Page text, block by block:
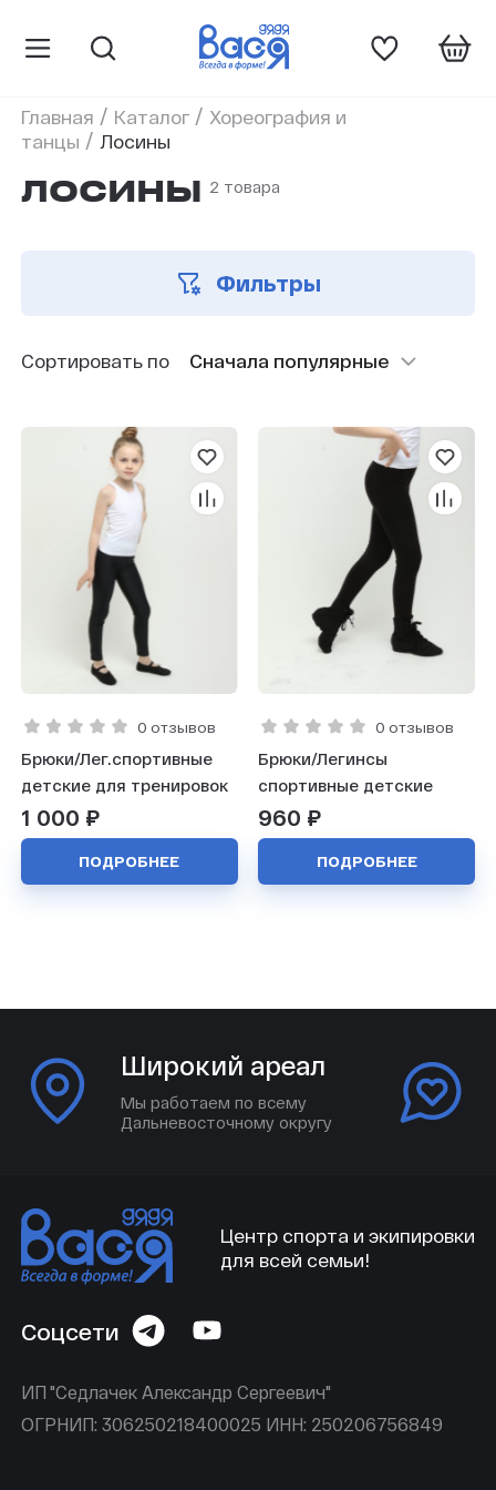
Главная / Каталог/ Хореография и
танцы / Лосины
ЛОСИНЫ 2 товара
Фильтры
Сортировать по Сначала популярные
0 отзывов
Брюки/Лег.спортивные
детские для тренировок
1 000 ₽
ПОДРОБНЕЕ
0 отзывов
Брюки/Легинсы
спортивные детские
960 ₽
ПОДРОБНЕЕ
Широкий ареал
Мы работаем по всему
Дальневосточному округу
Центр спорта и экипировки
для всей семьи!
ИП "Седлачек Александр Сергеевич"
ОГРНИП: 306250218400025 ИНН: 250206756849
Соцсети